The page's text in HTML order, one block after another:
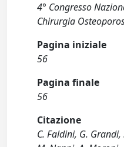
4° Congresso
Chirurgia
Pagina iniziale
56
Pagina finale
56
Citazione
C. Faldini, G.